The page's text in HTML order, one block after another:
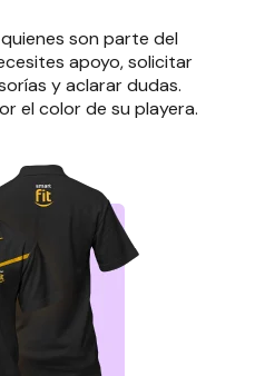
son parte del
apoyo, solicitar
y aclarar dudas.
el color de su playera.